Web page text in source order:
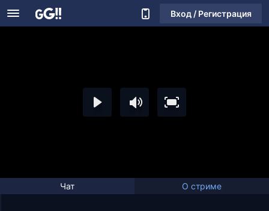
Вход / Регистрация
Чат О стриме